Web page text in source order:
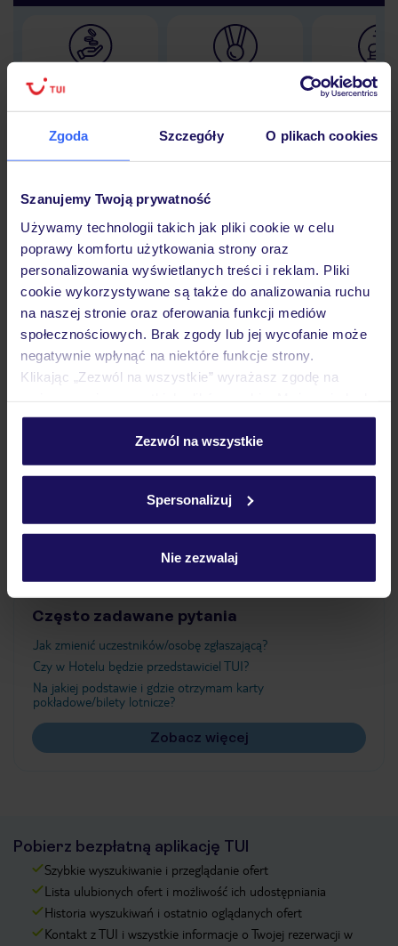
Zgoda Szczegóły O plikach cookies
Szanujemy Twoją prywatność
Używamy technologii takich jak pliki cookie w celu
poprawy komfortu użytkowania strony oraz
personalizowania wyświetlanych treści i reklam. Pliki
cookie wykorzystywane są także do analizowania ruchu
na naszej stronie oraz oferowania funkcji mediów
społecznościowych. Brak zgody lub jej wycofanie może
negatywnie wpłynąć na niektóre funkcje strony.
Klikając „Zezwól na wszystkie” wyrażasz zgodę na
personalizować swój wybór wchodząc w zakładkę
Szczegółowe informacje o plikach cookie znajdziesz
Zezwól na wszystkie
Spersonalizuj
Nie zezwalaj
Lider niskich cen 30 lat w
Hotel
Opinie
Pokoje
Atrakcje
Ważne informacje
Często zadawane pytania
Jak zmienić uczestników/osobę zgłaszającą?
Czy w Hotelu będzie przedstawiciel TUI?
Na jakiej podstawie i gdzie otrzymam karty
pokładowe/bilety lotnicze?
Zobacz więcej
Pobierz bezpłatną aplikację TUI
Szybkie wyszukiwanie i przeglądanie ofert
Lista ulubionych ofert i możliwość ich udostępniania
Historia wyszukiwań i ostatnio oglądanych ofert
Kontakt z TUI i wszystkie informacje o Twojej rezerwacji w